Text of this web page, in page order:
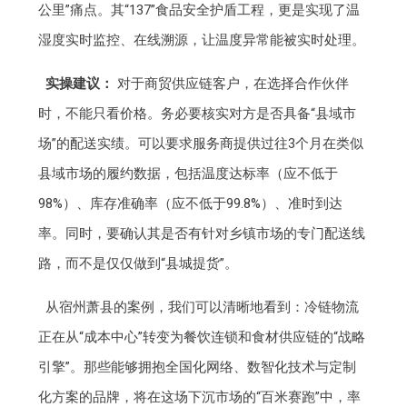
公里”痛点。其“137”食品安全护盾工程，更是实现了温
湿度实时监控、在线溯源，让温度异常能被实时处理。
实操建议： 对于商贸供应链客户，在选择合作伙伴
时，不能只看价格。务必要核实对方是否具备“县域市
场”的配送实绩。可以要求服务商提供过往3个月在类似
县域市场的履约数据，包括温度达标率（应不低于
98%）、库存准确率（应不低于99.8%）、准时到达
率。同时，要确认其是否有针对乡镇市场的专门配送线
路，而不是仅仅做到“县城提货”。
从宿州萧县的案例，我们可以清晰地看到：冷链物流
正在从“成本中心”转变为餐饮连锁和食材供应链的“战略
引擎”。那些能够拥抱全国化网络、数智化技术与定制
化方案的品牌，将在这场下沉市场的“百米赛跑”中，率